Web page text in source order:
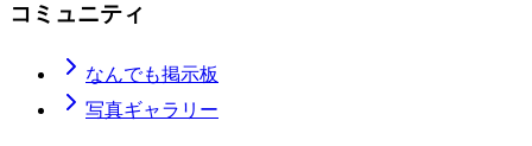
コミュニティ
なんでも掲示板
写真ギャラリー